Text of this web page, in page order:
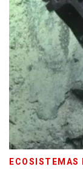
ECOSISTEMAS